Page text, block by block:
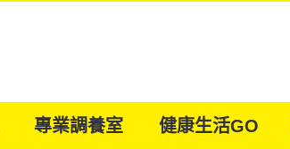
專業調養室 健康生活GO